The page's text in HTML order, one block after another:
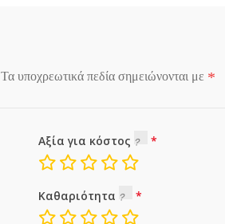
Τα υποχρεωτικά πεδία σημειώνονται με *
Αξία για κόστος
Καθαριότητα